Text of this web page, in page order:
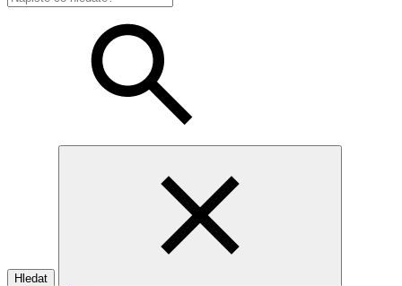
Hledat